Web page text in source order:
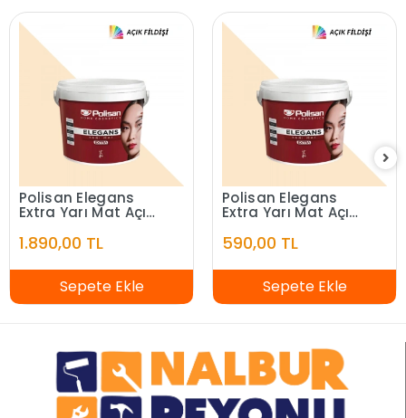
Polisan Elegans
Extra Yarı Mat Açık
1.890,00 TL
Sepete Ekle
Polisan Elegans
Extra Yarı Mat Açık
590,00 TL
Sepete Ekle